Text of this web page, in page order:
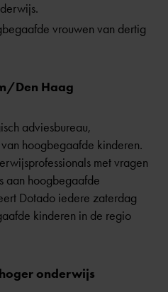
vrouwen van dertig
Den Haag
adviesbureau,
hoogbegaafde kinderen.
met vragen
aan hoogbegaafde
Dotado iedere zaterdag
kinderen in de regio
onderwijs